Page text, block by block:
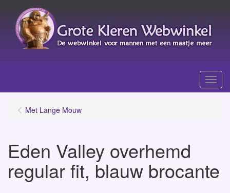
Menu
Met Lange Mouw
Eden Valley overhemd
regular fit, blauw brocante